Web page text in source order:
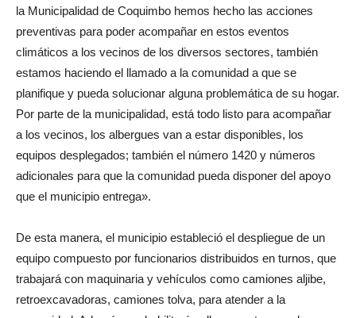
la Municipalidad de Coquimbo hemos hecho las acciones
preventivas para poder acompañar en estos eventos
climáticos a los vecinos de los diversos sectores, también
estamos haciendo el llamado a la comunidad a que se
planifique y pueda solucionar alguna problemática de su hogar.
Por parte de la municipalidad, está todo listo para acompañar
a los vecinos, los albergues van a estar disponibles, los
equipos desplegados; también el número 1420 y números
adicionales para que la comunidad pueda disponer del apoyo
que el municipio entrega».
De esta manera, el municipio estableció el despliegue de un
equipo compuesto por funcionarios distribuidos en turnos, que
trabajará con maquinaria y vehículos como camiones aljibe,
retroexcavadoras, camiones tolva, para atender a la